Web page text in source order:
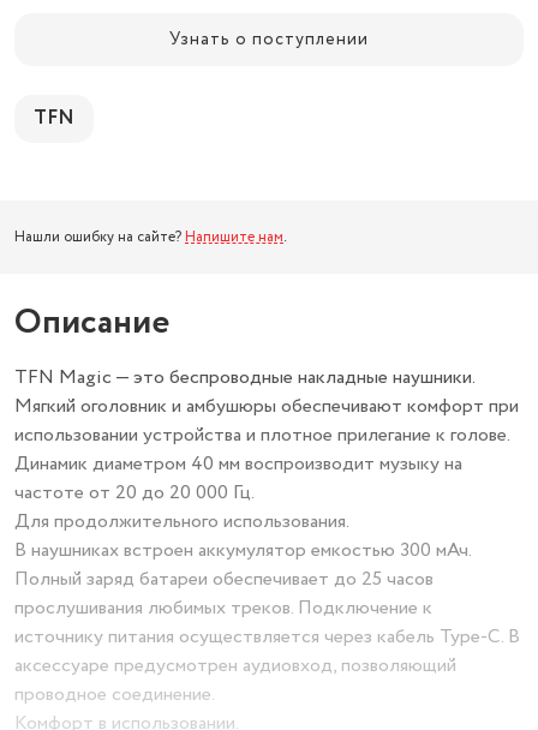
Узнать о поступлении
TFN
Нашли ошибку на сайте? Напишите нам.
Описание
TFN Magic — это беспроводные накладные наушники.
Мягкий оголовник и амбушюры обеспечивают комфорт при
использовании устройства и плотное прилегание к голове.
Динамик диаметром 40 мм воспроизводит музыку на
частоте от 20 до 20 000 Гц.
Для продолжительного использования.
В наушниках встроен аккумулятор емкостью 300 мАч.
Полный заряд батареи обеспечивает до 25 часов
прослушивания любимых треков. Подключение к
источнику питания осуществляется через кабель Type-C. В
аксессуаре предусмотрен аудиовход, позволяющий
проводное соединение.
Комфорт в использовании.